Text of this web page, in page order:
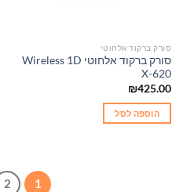
סורק ברקוד אלחוטי
סורק ברקוד אלחוטי Wireless 1D
X-620
₪425.00
הוספה לסל
1
2